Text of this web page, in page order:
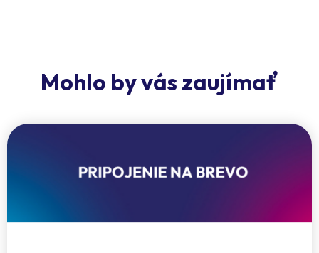
Mohlo by vás zaujímať